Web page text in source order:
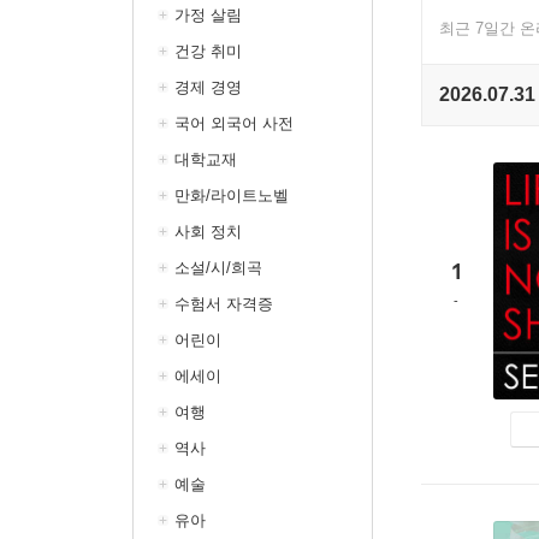
가정 살림
건강 취미
경제 경영
국어 외국어 사전
대학교재
만화/라이트노벨
사회 정치
소설/시/희곡
수험서 자격증
어린이
에세이
여행
역사
예술
유아
최근 7일간
1